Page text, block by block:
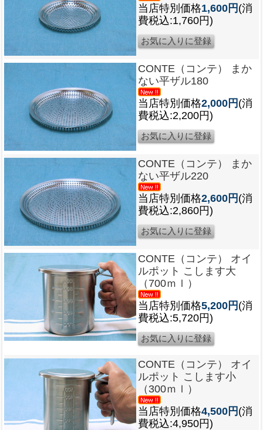
当店特別価格1,600円 (消
費税込:1,760円)
CONTE（コンテ） まか
ない平ザル180
当店特別価格2,000円 (消
費税込:2,200円)
CONTE（コンテ） まか
ない平ザル220
当店特別価格2,600円 (消
費税込:2,860円)
CONTE（コンテ） オイ
ルポット こします大
（700ｍｌ）
当店特別価格5,200円 (消
費税込:5,720円)
CONTE（コンテ） オイ
ルポット こします小
（300ｍｌ）
当店特別価格4,500円 (消
費税込:4,950円)